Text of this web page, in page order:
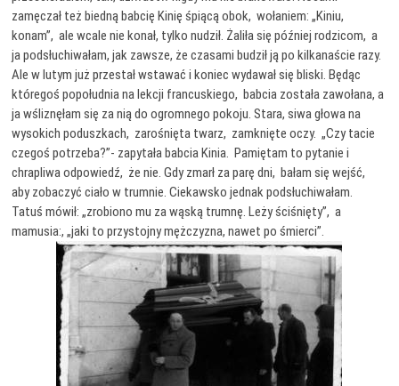
zamęczał też biedną babcię Kinię śpiącą obok, wołaniem: „Kiniu,
konam”, ale wcale nie konał, tylko nudził. Żaliła się później rodzicom, a
ja podsłuchiwałam, jak zawsze, że czasami budził ją po kilkanaście razy.
Ale w lutym już przestał wstawać i koniec wydawał się bliski. Będąc
któregoś popołudnia na lekcji francuskiego, babcia została zawołana, a
ja wśliznęłam się za nią do ogromnego pokoju. Stara, siwa głowa na
wysokich poduszkach, zarośnięta twarz, zamknięte oczy. „Czy tacie
czegoś potrzeba?”- zapytała babcia Kinia. Pamiętam to pytanie i
chrapliwa odpowiedź, że nie. Gdy zmarł za parę dni, bałam się wejść,
aby zobaczyć ciało w trumnie. Ciekawsko jednak podsłuchiwałam.
Tatuś mówił: „zrobiono mu za wąską trumnę. Leży ściśnięty”, a
mamusia:, „jaki to przystojny mężczyzna, nawet po śmierci”.